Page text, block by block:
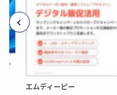
エムディーピー